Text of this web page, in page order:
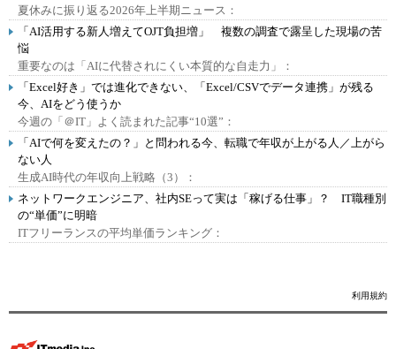
夏休みに振り返る2026年上半期ニュース：
「AI活用する新人増えてOJT負担増」 複数の調査で露呈した現場の苦
悩
重要なのは「AIに代替されにくい本質的な自走力」：
「Excel好き」では進化できない、「Excel/CSVでデータ連携」が残る
今、AIをどう使うか
今週の「＠IT」よく読まれた記事“10選”：
「AIで何を変えたの？」と問われる今、転職で年収が上がる人／上がら
ない人
生成AI時代の年収向上戦略（3）：
ネットワークエンジニア、社内SEって実は「稼げる仕事」？ IT職種別
の“単価”に明暗
ITフリーランスの平均単価ランキング：
利用規約